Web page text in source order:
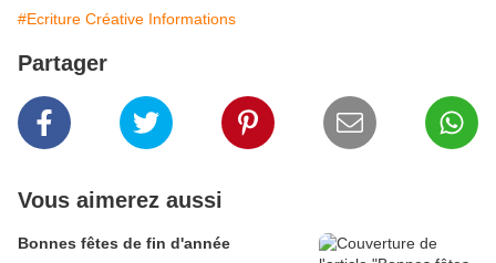
#Ecriture Créative Informations
Partager
Vous aimerez aussi
Bonnes fêtes de fin d'année